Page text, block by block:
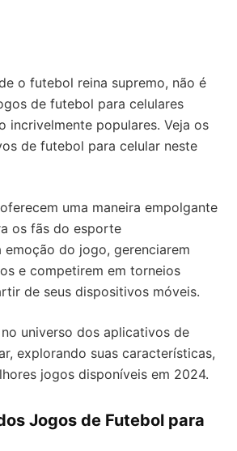
o futebol reina supremo, não é
de futebol para celulares
incrivelmente populares. Veja os
de futebol para celular neste
uma maneira empolgante
os fãs do esporte
emoção do jogo, gerenciarem
e competirem em torneios
de seus dispositivos móveis.
universo dos aplicativos de
explorando suas características,
jogos disponíveis em 2024.
Jogos de Futebol para